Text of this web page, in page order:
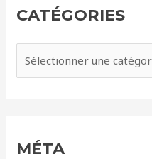
e
CATÉGORIES
a
MÉTA